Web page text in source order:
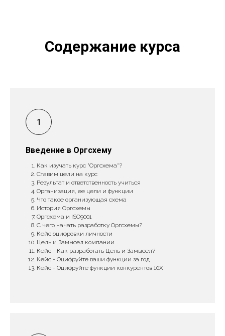
Содержание курса
Введение в Оргсхему
Как изучать курс "Оргсхема"?
Ставим цели на курс
Результат и ответственность учиться
Организация, ее цели и функции
Что такое организующая схема
История Оргсхемы
Оргсхема и ISO9001
С чего начать разра ботку Оргсхемы?
Кейс оцифровки личности
Цель и Замысел компании
Кейс - Как разработать Цель и Замысел?
Кейс - Оцифруйте ваши функции за год
Кейс - Оцифруйте функции конкурентов 10Х